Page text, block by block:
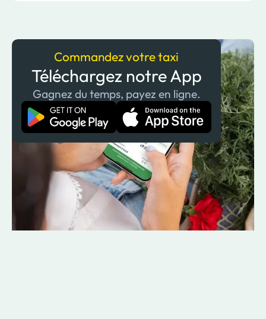
Commandez votre taxi
Téléchargez notre App
Gagnez du temps, payez en ligne.